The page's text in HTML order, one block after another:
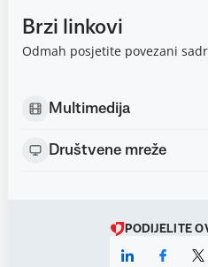
Brzi linkovi
Odmah posjetite povezani
Multimedija
Društvene mreže
PODIJELITE